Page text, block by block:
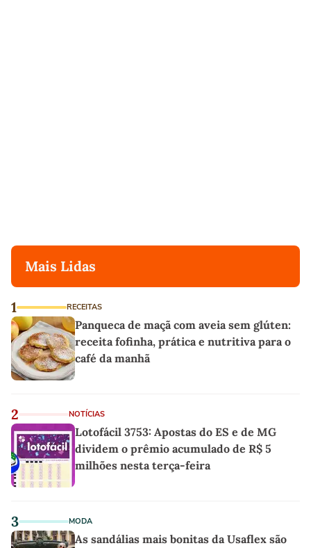
Mais Lidas
1 RECEITAS
Panqueca de maçã com aveia sem glúten:
receita fofinha, prática e nutritiva para o
café da manhã
2 NOTÍCIAS
Lotofácil 3753: Apostas do ES e de MG
dividem o prêmio acumulado de R$ 5
milhões nesta terça-feira
3 MODA
As sandálias mais bonitas da Usaflex são